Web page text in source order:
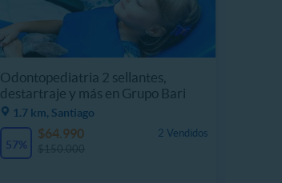
Odontopediatria 2 sellantes,
destartraje y más en Grupo Bari
1.7 km, Santiago
57%
2 Vendidos
$64.990